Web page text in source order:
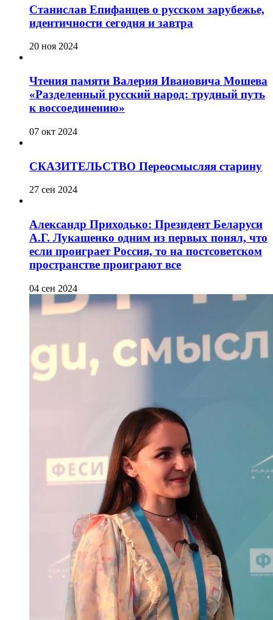
Станислав Епифанцев о русском зарубежье,
идентичности сегодня и завтра
20 ноя 2024
Чтения памяти Валерия Ивановича Мошева
«Разделенный русский народ: трудный путь
к воссоединению»
07 окт 2024
СКАЗИТЕЛЬСТВО Переосмысляя старину
27 сен 2024
Александр Приходько: Президент Беларуси
А.Г. Лукашенко одним из первых понял, что
если проиграет Россия, то на постсоветском
пространстве проиграют все
04 сен 2024